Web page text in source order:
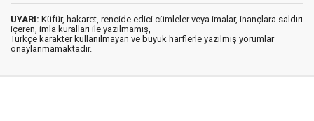
UYARI: Küfür, hakaret, rencide edici cümleler veya imalar, inançlara saldırı
içeren, imla kuralları ile yazılmamış,
Türkçe karakter kullanılmayan ve büyük harflerle yazılmış yorumlar
onaylanmamaktadır.